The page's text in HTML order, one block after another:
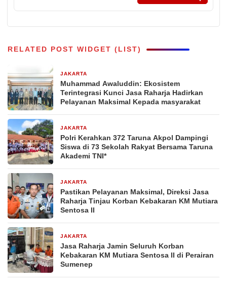
RELATED POST WIDGET (LIST)
JAKARTA
Muhammad Awaluddin: Ekosistem
Terintegrasi Kunci Jasa Raharja Hadirkan
Pelayanan Maksimal Kepada masyarakat
JAKARTA
Polri Kerahkan 372 Taruna Akpol Dampingi
Siswa di 73 Sekolah Rakyat Bersama Taruna
Akademi TNI*
JAKARTA
Pastikan Pelayanan Maksimal, Direksi Jasa
Raharja Tinjau Korban Kebakaran KM Mutiara
Sentosa II
JAKARTA
Jasa Raharja Jamin Seluruh Korban
Kebakaran KM Mutiara Sentosa II di Perairan
Sumenep